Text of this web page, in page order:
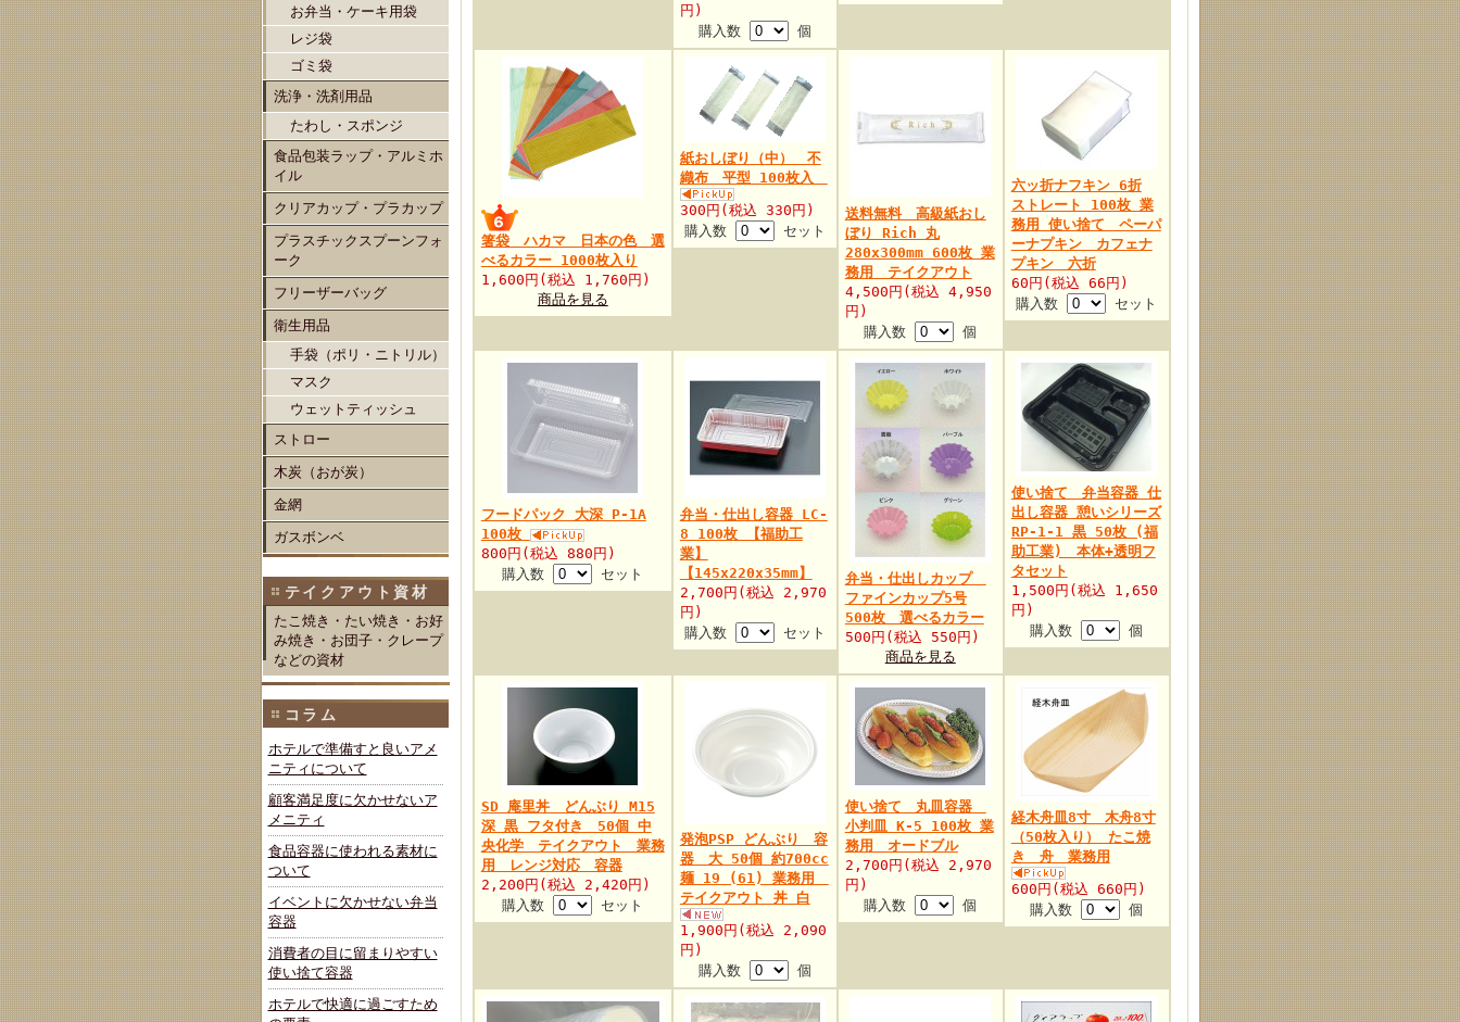
お弁当・ケーキ用袋
レジ袋
ゴミ袋
洗浄・洗剤用品
たわし・スポンジ
食品包装ラップ・アルミホ
イル
クリアカップ・プラカップ
プラスチックスプーンフォ
ーク
フリーザーバッグ
衛生用品
手袋（ポリ・ニトリル）
マスク
ウェットティッシュ
ストロー
木炭（おが炭）
金網
ガスボンベ
テイクアウト資材
たこ焼き・たい焼き・お好
み焼き・お団子・クレープ
などの資材
コラム
ホテルで準備すと良いアメ
ニティについて
顧客満足度に欠かせないア
メニティ
食品容器に使われる素材に
ついて
イベントに欠かせない弁当
容器
消費者の目に留まりやすい
使い捨て容器
ホテルで快適に過ごすため
円)
購入数
個
箸袋 ハカマ 日本の色 選
べるカラー 1000枚入り
1,600円(税込 1,760円)
商品を見る
紙おしぼり（中） 不
織布 平型 100枚入
300円(税込 330円)
購入数
セット
送料無料 高級紙おし
ぼり Rich 丸
280x300mm 600枚 業
務用 テイクアウト
4,500円(税込 4,950
円)
購入数
個
六ッ折ナフキン 6折
ストレート 100枚 業
務用 使い捨て ペーパ
ーナプキン カフェナ
プキン 六折
60円(税込 66円)
購入数
セット
フードパック 大深 P-1A
100枚
800円(税込 880円)
購入数
セット
弁当・仕出し容器 LC-
8 100枚 【福助工
業】
【145x220x35mm】
2,700円(税込 2,970
円)
購入数
セット
弁当・仕出しカップ
ファインカップ5号
500枚 選べるカラー
500円(税込 550円)
商品を見る
使い捨て 弁当容器 仕
出し容器 憩いシリーズ
RP-1-1 黒 50枚 (福
助工業) 本体+透明フ
タセット
1,500円(税込 1,650
円)
購入数
個
SD 庵里丼 どんぶり M15
深 黒 フタ付き 50個 中
央化学 テイクアウト 業務
用 レンジ対応 容器
2,200円(税込 2,420円)
購入数
セット
発泡PSP どんぶり 容
器 大 50個 約700cc
麺 19 (61) 業務用
テイクアウト 丼 白
1,900円(税込 2,090
円)
購入数
個
使い捨て 丸皿容器
小判皿 K-5 100枚 業
務用 オードブル
2,700円(税込 2,970
円)
購入数
個
経木舟皿8寸 木舟8寸
（50枚入り） たこ焼
き 舟 業務用
600円(税込 660円)
購入数
個